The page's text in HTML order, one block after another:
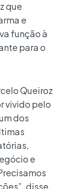
que
e
função à
para o
Queiroz
vivido pelo
dos
e
disse.